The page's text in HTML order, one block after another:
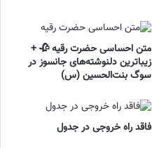
متن احساسی حضرت رقیه 🥀 +
زیباترین دلنوشته‌های جانسوز در
سوگ بنت‌الحسین (س)
فاقد راه خروجی در جدول